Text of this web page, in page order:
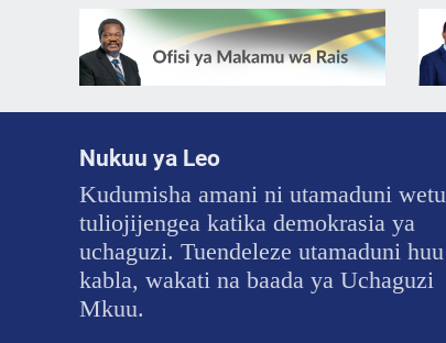
Nukuu ya Leo
Kudumisha amani ni utamaduni wetu
tuliojijengea katika demokrasia ya
uchaguzi. Tuendeleze utamaduni huu
kabla, wakati na baada ya Uchaguzi
Mkuu.